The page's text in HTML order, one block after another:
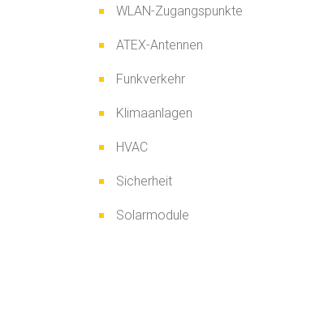
WLAN-Zugangspunkte
ATEX-Antennen
Funkverkehr
Klimaanlagen
HVAC
Sicherheit
Solarmodule